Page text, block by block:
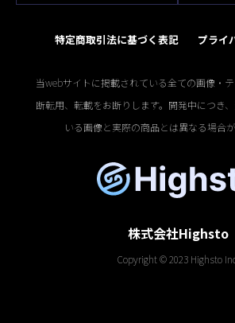
特定商取引法に基づく表記 プライ
当webサイトに掲載されている全ての画像・
断転用、転載をお断りします。開発中につき
いる画像と実際の商品とは異なる場合が
株式会社Highsto
Copyright © 2023 Highsto